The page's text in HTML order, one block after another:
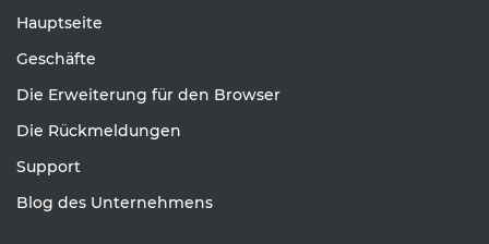
Hauptseite
Geschäfte
Die Erweiterung für den Browser
Die Rückmeldungen
Support
Blog des Unternehmens